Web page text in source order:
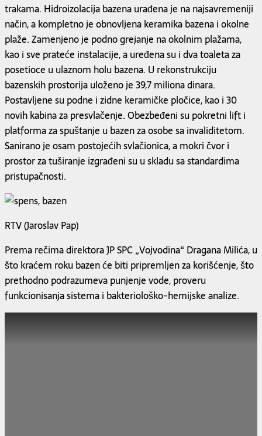
trakama. Hidroizolacija bazena urađena je na najsavremeniji
način, a kompletno je obnovljena keramika bazena i okolne
plaže. Zamenjeno je podno grejanje na okolnim plažama,
kao i sve prateće instalacije, a uređena su i dva toaleta za
posetioce u ulaznom holu bazena. U rekonstrukciju
bazenskih prostorija uloženo je 39,7 miliona dinara.
Postavljene su podne i zidne keramičke pločice, kao i 30
novih kabina za presvlačenje. Obezbeđeni su pokretni lift i
platforma za spuštanje u bazen za osobe sa invaliditetom.
Sanirano je osam postojećih svlačionica, a mokri čvor i
prostor za tuširanje izgrađeni su u skladu sa standardima
pristupačnosti.
RTV (Jaroslav Pap)
Prema rečima direktora JP SPC „Vojvodina“ Dragana Milića, u
što kraćem roku bazen će biti pripremljen za korišćenje, što
prethodno podrazumeva punjenje vode, proveru
funkcionisanja sistema i bakteriološko-hemijske analize.